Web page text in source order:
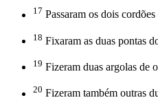
17 Passaram os dois
18 Fixaram as duas pontas
19 Fizeram duas argolas de
20 Fizeram também outras